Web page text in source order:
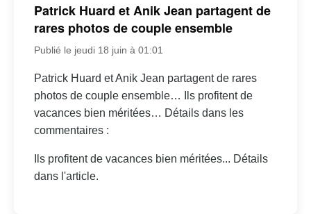
Patrick Huard et Anik Jean partagent de
rares photos de couple ensemble
Publié le jeudi 18 juin à 01:01
Patrick Huard et Anik Jean partagent de rares
photos de couple ensemble… Ils profitent de
vacances bien méritées… Détails dans les
commentaires :
Ils profitent de vacances bien méritées... Détails
dans l'article.